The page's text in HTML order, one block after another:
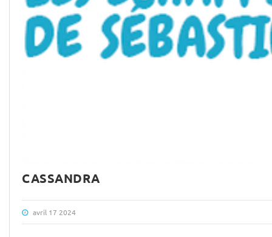
CASSANDRA
avril 17 2024